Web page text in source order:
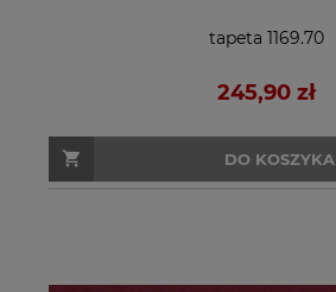
tapeta 1169.70
245,90 zł
DO KOSZYKA